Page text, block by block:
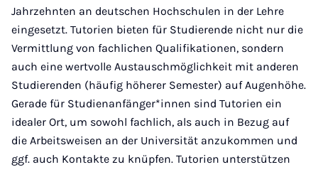
Jahrzehnten an deutschen Hochschulen in der Lehre
eingesetzt. Tutorien bieten für Studierende nicht nur die
Vermittlung von fachlichen Qualifikationen, sondern
auch eine wertvolle Austauschmöglichkeit mit anderen
Studierenden (häufig höherer Semester) auf Augenhöhe.
Gerade für Studienanfänger*innen sind Tutorien ein
idealer Ort, um sowohl fachlich, als auch in Bezug auf
die Arbeitsweisen an der Universität anzukommen und
ggf. auch Kontakte zu knüpfen. Tutorien unterstützen